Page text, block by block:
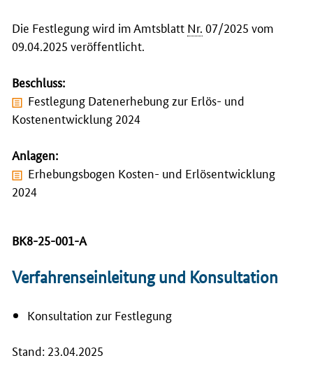
Die Festlegung wird im Amtsblatt Nr. 07/2025 vom
09.04.2025 veröffentlicht.
Beschluss:
Festlegung Datenerhebung zur Erlös- und
Kostenentwicklung 2024
Anlagen:
Erhebungsbogen Kosten- und Erlösentwicklung
2024
BK8-25-001-A
Verfahrenseinleitung und Konsultation
Konsultation zur Festlegung
Stand: 23.04.2025